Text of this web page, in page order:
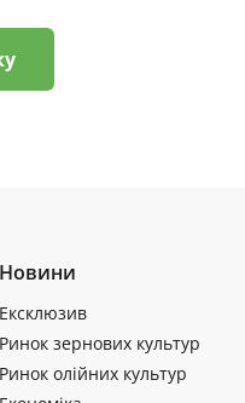
Новини
Ексклюзив
Ринок зернових культур
Ринок олійних культур